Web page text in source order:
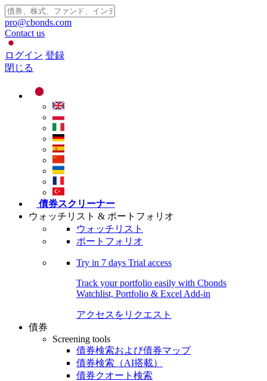
pro@cbonds.com
Contact us
ログイン 登録
閉じる
債券スクリーナー
ウォッチリスト & ポートフォリオ
ウォッチリスト
ポートフォリオ
Try in 7 days Trial access
Track your portfolio easily with Cbonds
Watchlist, Portfolio & Excel Add-in
アクセスをリクエスト
債券
Screening tools
債券検索および債券マップ
債券検索（AI搭載）
債券クオート検索